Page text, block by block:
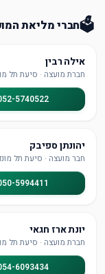
🗳️חברי מליאת
אילה רבין
חברת מועצה · סיעת תל
5740522
יהונתן ספיבק
חבר מועצה · סיעת תל
5994411
יונת ארז חגאי
חברת מועצה · סיעת תל
6093434